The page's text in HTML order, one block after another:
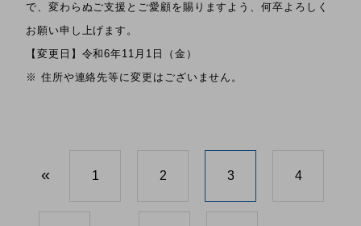
で、変わらぬご支援とご愛顧を賜りますよう、何卒よろしく
お願い申し上げます。
【変更日】令和6年11月1日（金）
※ 住所や連絡先等に変更はございません。
« 1 2 3 4